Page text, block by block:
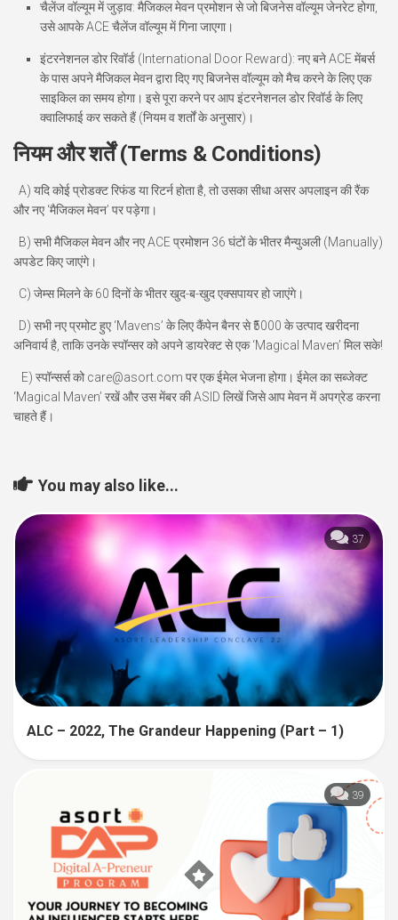
चैलेंज वॉल्यूम में जुड़ाव: मैजिकल मेवन प्रमोशन से जो बिजनेस वॉल्यूम जेनरेट होगा,
उसे आपके ACE चैलेंज वॉल्यूम में गिना जाएगा।
इंटरनेशनल डोर रिवॉर्ड (International Door Reward): नए बने ACE मेंबर्स
के पास अपने मैजिकल मेवन द्वारा दिए गए बिजनेस वॉल्यूम को मैच करने के लिए एक
साइकिल का समय होगा। इसे पूरा करने पर आप इंटरनेशनल डोर रिवॉर्ड के लिए
क्वालिफाई कर सकते हैं (नियम व शर्तों के अनुसार)।
नियम और शर्तें (Terms & Conditions)
A) यदि कोई प्रोडक्ट रिफंड या रिटर्न होता है, तो उसका सीधा असर अपलाइन की रैंक
और नए ‘मैजिकल मेवन’ पर पड़ेगा।
B) सभी मैजिकल मेवन और नए ACE प्रमोशन 36 घंटोंके भीतर मैन्युअली (Manually)
अपडेट किए जाएंगे।
C) जेम्स मिलने के60 दिनोंके भीतर खुद-ब-खुद एक्सपायर हो जाएंगे।
D) सभी नए प्रमोट हुए ‘Mavens’ के लिए कैंपेन बैनर से ₹5000 के उत्पाद खरीदना
अनिवार्य है, ताकि उनके स्पॉन्सर को अपने डायरेक्ट से एक ‘Magical Maven’ मिल सके!
E) स्पॉन्सर्स कोcare@asort.com पर एक ईमेल भेजना होगा। ईमेल का सब्जेक्ट
‘Magical Maven’ रखें और उस मेंबर की ASID लिखें जिसे आप मेवन में अपग्रेड करना
चाहते हैं।
You may also like...
37
ALC – 2022, The Grandeur Happening (Part – 1)
39